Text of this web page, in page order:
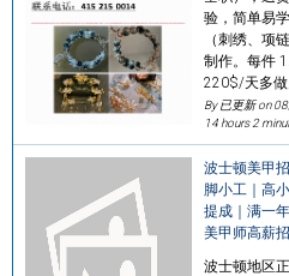
验，简单易
（刺绣、项
制作。每件
220$/天多做
By 已更新 on
14 hours 2
波士顿美甲
脚小工｜高
提成｜满一
美甲师高薪
波士顿地区